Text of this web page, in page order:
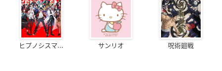
ヒプノシスマ... サンリオ 呪術廻戦